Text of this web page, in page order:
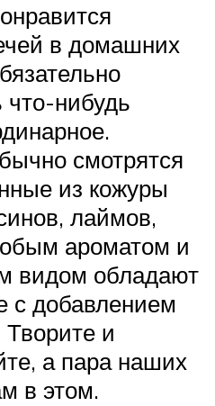
в домашних
что-нибудь
смотрятся
из кожуры
лаймов,
ароматом и
видом обладают
с добавлением
и
а пара наших
в этом.